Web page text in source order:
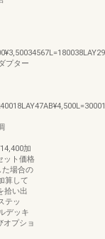
プター
加
ット価格
た場合の
算して
拾い出
テッ
デッキ
オプショ